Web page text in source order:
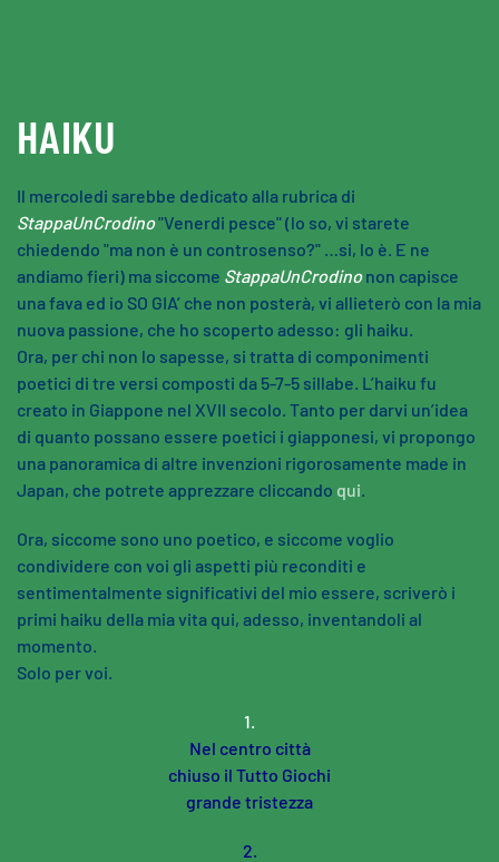
HAIKU
Il mercoledi sarebbe dedicato alla rubrica di
StappaUnCrodino"Venerdi pesce" (lo so, vi starete
chiedendo "ma non è un controsenso?" …si, lo è. E ne
andiamo fieri) ma siccome StappaUnCrodinonon capisce
una fava ed io SO GIA’ che non posterà, vi allieterò con la mia
nuova passione, che ho scoperto adesso: gli haiku.
Ora, per chi non lo sapesse, si tratta di componimenti
poetici di tre versi composti da 5-7-5 sillabe. L’haiku fu
creato in Giappone nel XVII secolo. Tanto per darvi un’idea
di quanto possano essere poetici i giapponesi, vi propongo
una panoramica di altre invenzioni rigorosamente made in
Japan, che potrete apprezzare cliccando qui.
Ora, siccome sono uno poetico, e siccome voglio
condividere con voi gli aspetti più reconditi e
sentimentalmente significativi del mio essere, scriverò i
primi haiku della mia vita qui, adesso, inventandoli al
momento.
Solo per voi.
1.
Nel centro città
chiuso il Tutto Giochi
grande tristezza
2.